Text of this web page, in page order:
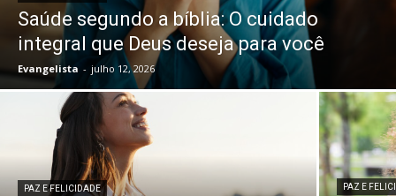
Saúde segundo a bíblia: O cuidado
integral que Deus deseja para você
Evangelista - julho 12, 2026
PAZ E FELICIDADE PAZ E